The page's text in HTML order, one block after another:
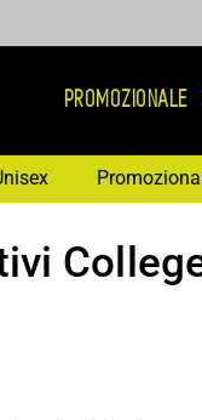
PROMOZIONALE